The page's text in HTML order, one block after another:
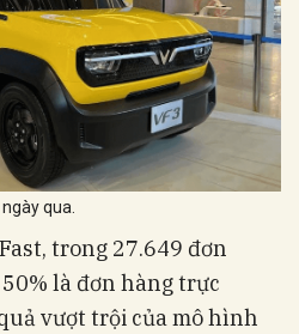
qua.
trong 27.649 đơn
là đơn hàng trực
vượt trội của mô hình